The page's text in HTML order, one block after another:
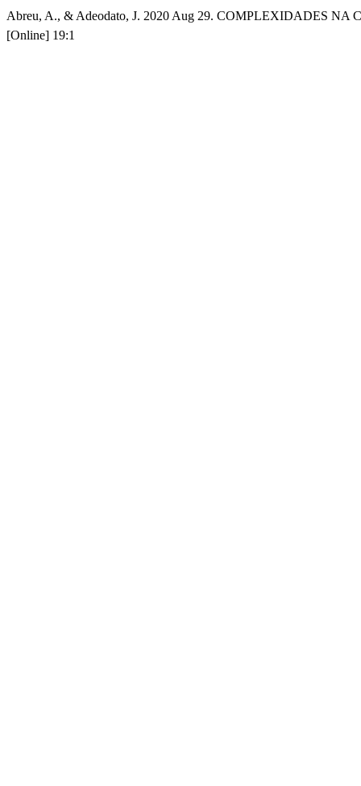
Abreu, A., & Adeodato, J. 2020 Aug 29. COMPLEXIDADES NA
[Online] 19:1